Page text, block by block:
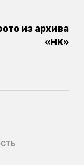
из архива
«НК»